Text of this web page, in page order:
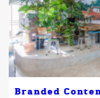
Branded